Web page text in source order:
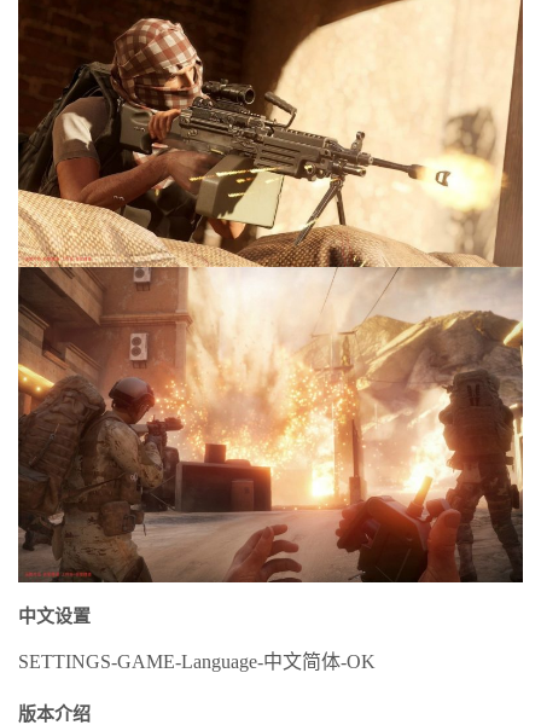
中文设置
SETTINGS-GAME-Language-中文简体-OK
版本介绍